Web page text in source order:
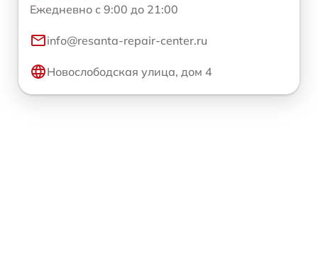
Ежедневно с 9:00 до 21:00
info@resanta-repair-center.ru
Новослободская улица, дом 4